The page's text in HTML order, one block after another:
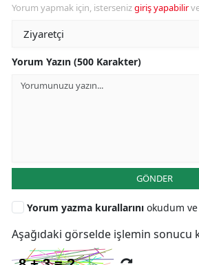
Yorum yapmak için, istersenizgiriş yapabilir
Yorum Yazın (500 Karakter)
GÖNDER
Yorum yazma kurallarını okudum
Aşağıdaki görselde işlemin sonucu